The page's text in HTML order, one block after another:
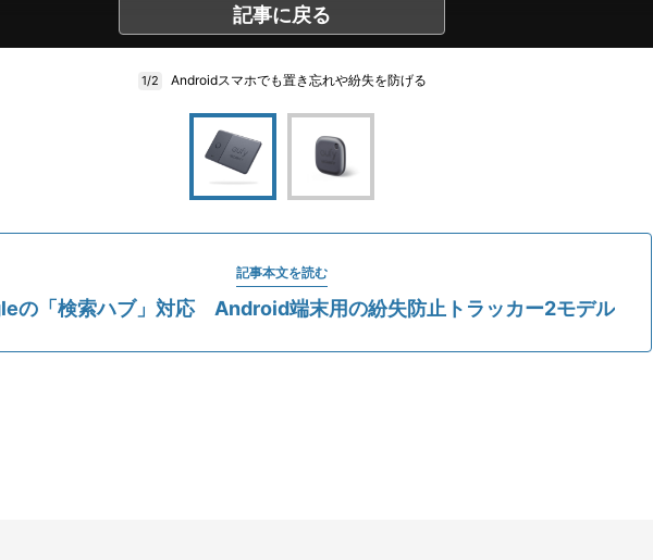
記事に戻る
1/2 Androidスマホでも置き忘れや紛失を防げる
記事本文を読む
の「検索ハブ」対応 Android端末用の紛失防止トラッカー2モデル